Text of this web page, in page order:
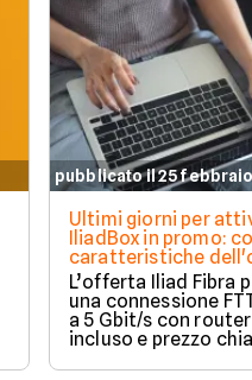
pubblicato il 25
Ultimi giorni per
IliadBox in promo:
caratteristiche
L’offerta Iliad Fibra
una connessione
a 5 Gbit/s con router
incluso e prezzo